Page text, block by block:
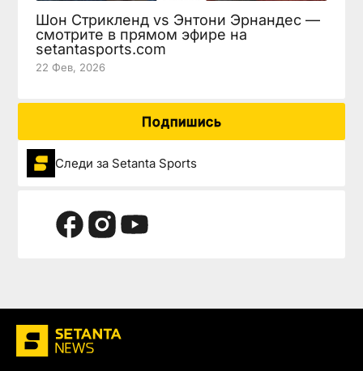
Шон Стрикленд vs Энтони Эрнандес —
смотрите в прямом эфире на
setantasports.com
22 Фев, 2026
Подпишись
Следи за Setanta Sports